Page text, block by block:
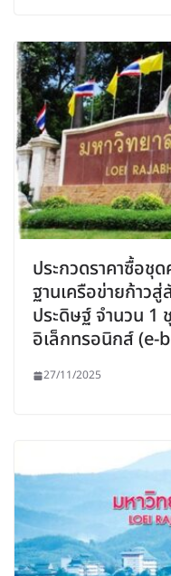
ประกวดราคาซื้อ
ฐานเครือข่ายก้าว
ประดิษฐ์ จํานวน 1
อิเล็กทรอนิกส์ (e-
27/11/2025